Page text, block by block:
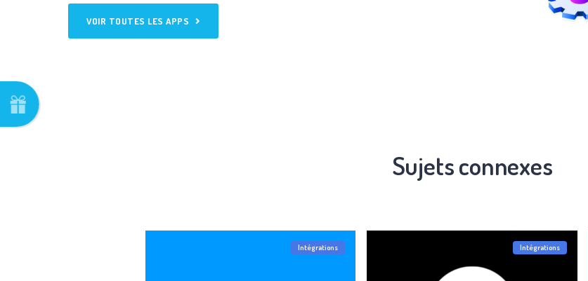
VOIR TOUTES LES APPS
Sujets connexes
Intégrations Intégrations